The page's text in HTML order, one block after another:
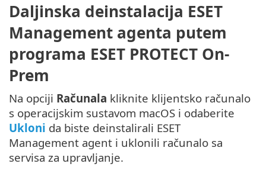
Daljinska deinstalacija ESET
Management agenta putem
programa ESET PROTECT On-
Prem
Na opciji Računala kliknite klijentsko računalo
s operacijskim sustavom macOS i odaberite
Ukloni da biste deinstalirali ESET
Management agent i uklonili računalo sa
servisa za upravljanje.